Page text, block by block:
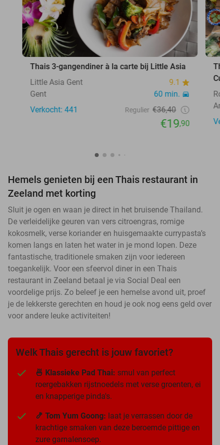
Thais 3-gangendiner à la carte bij Little Asia
Little Asia Gent
9.1
Gent
60 min.
Verkocht: 441
Regulier €36,40
€19,90
Hemels genieten bij een Thais restaurant in
Zeeland met korting
Sluit je ogen en waan je direct in het bruisende Thailand.
De verleidelijke geuren van vers citroengras, romige
kokosmelk, verse koriander en huisgemaakte currypasta’s
komen langs en laten het water in je mond lopen. Deze
fantastische, traditionele smaken zijn voor iedereen
toegankelijk. Voor een sfeervol diner in een Thais
restaurant in Zeeland betaal je via Social Deal een
voordelige prijs. Zo beleef je een hemelse avond uit, proef
je de lekkerste gerechten en houd je ook nog eens geld over
voor andere leuke activiteiten!
Welk Thais gerecht is jouw favoriet?
🍜 Klassieke Pad Thai: smul van perfect
roergebakken rijstnoedels met verse groenten, ei
en knapperige pinda's.
🍤 Tom Yum Goong: laat je verrassen door de
krachtige smaken van deze beroemde pittige en
zure garnalensoep.